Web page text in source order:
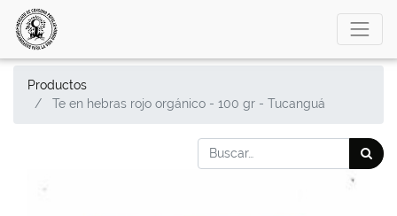
Productos
Te en hebras rojo orgánico - 100 gr - Tucanguá